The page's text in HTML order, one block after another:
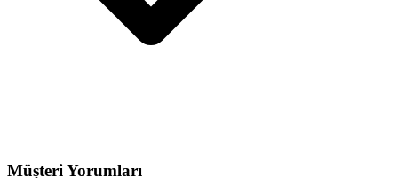
Müşteri Yorumları